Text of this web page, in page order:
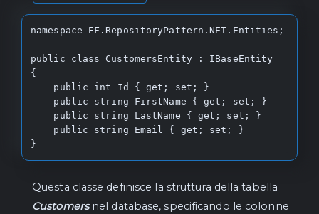
    /// <summary>
    /// Updates a range of entities
    /// </summary>
    /// <param name="entities">The entities
to update.</param>
entities);
    /// <summary>
    /// Updates a range of entities
    /// </summary>
    /// <param name="entities">The entities
namespace EF.RepositoryPattern.NET.Entities;
public class CustomersEntity : IBaseEntity
{
}
Questa classe definisce la struttura della tabella
Customersnel database, specificando le colonne